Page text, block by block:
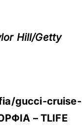
Hill/Getty
gucci-
– TLIFE